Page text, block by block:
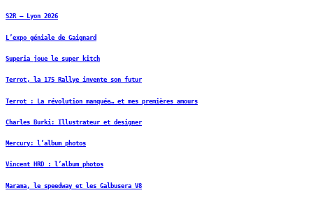
S2R – Lyon 2026
L’expo géniale de Gaignard
Superia joue le super kitch
Terrot, la 175 Rallye invente son futur
Terrot : La révolution manquée… et mes premières amours
Charles Burki: Illustrateur et designer
Mercury: l’album photos
Vincent HRD : l’album photos
Marama, le speedway et les Galbusera V8